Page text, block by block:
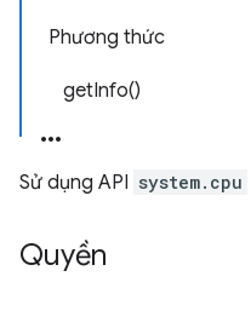
Phương thức
getInfo()
Sử dụng API system.cpu
Quyền